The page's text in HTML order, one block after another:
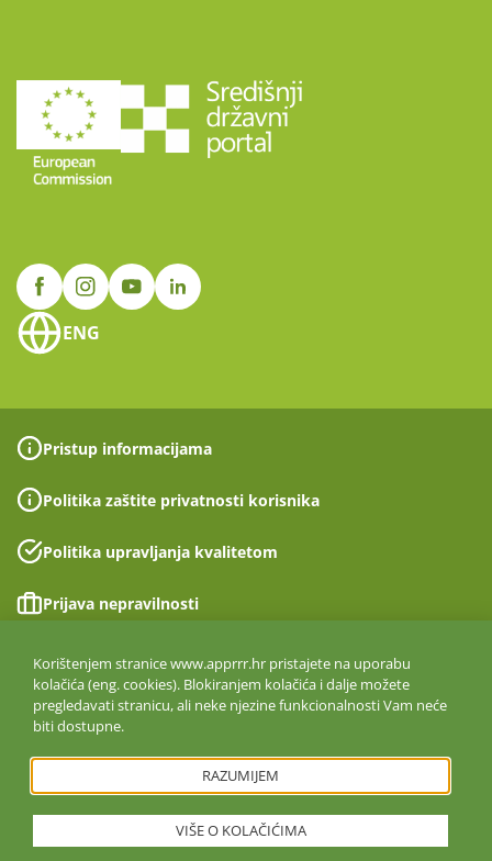
ENG
Pristup informacijama
Politika zaštite privatnosti korisnika
Politika upravljanja kvalitetom
Prijava nepravilnosti
Izjava o pristupačnosti
Politika informacijske sigurnosti
ISO 27001:2022
Copyright © 2026. Agencija za plaćanja u poljoprivredi, ribarstvu i
ruralnom razvoju
Korištenjem stranice www.apprrr.hr pristajete na uporabu
kolačića (eng. cookies). Blokiranjem kolačića i dalje možete
pregledavati stranicu, ali neke njezine funkcionalnosti Vam neće
biti dostupne.
RAZUMIJEM
VIŠE O KOLAČIĆIMA